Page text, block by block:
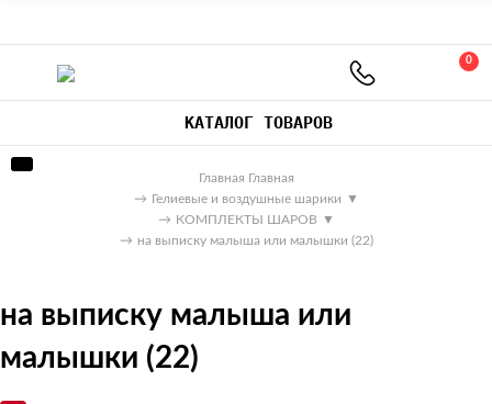
0
КАТАЛОГ ТОВАРОВ
Главная Главная
→ Гелиевые и воздушные шарики ▼
→ КОМПЛЕКТЫ ШАРОВ ▼
→ на выписку малыша или малышки (22)
на выписку малыша или
малышки (22)